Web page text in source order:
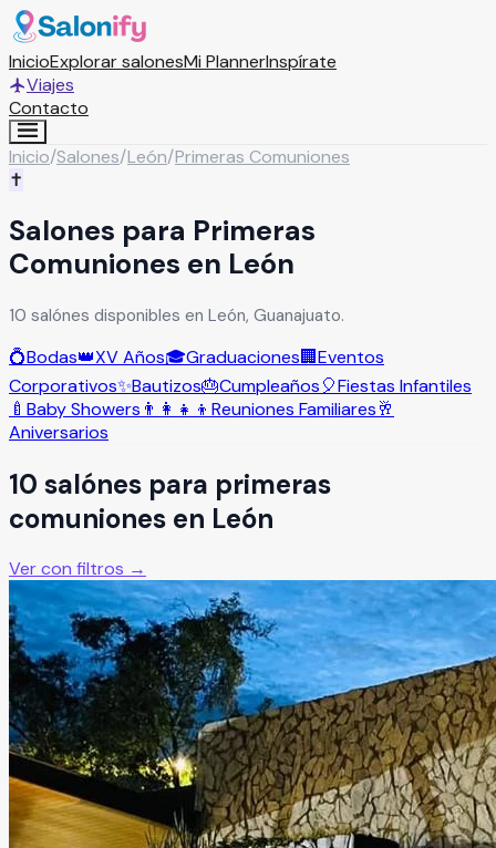
InicioExplorar salonesMi PlannerInspírate
Viajes
Contacto
Inicio/Salones/León/Primeras Comuniones
✝️
Salones para Primeras
Comuniones en León
10 salónes disponibles en León, Guanajuato.
💍Bodas👑XV Años🎓Graduaciones🏢Eventos
Corporativos✨Bautizos🎂Cumpleaños🎈Fiestas Infantiles
🍼 Baby Showers 👨‍👩‍👧‍👦 Reuniones Familiares🥂
Aniversarios
10 salónes para primeras
comuniones en León
Ver con filtros →